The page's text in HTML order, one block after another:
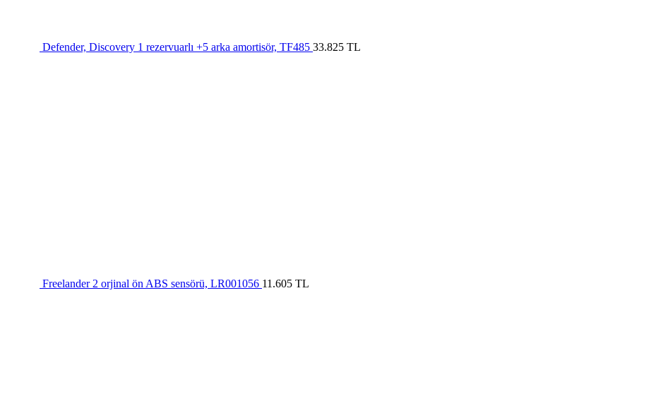
Defender, Discovery 1 rezervuarlı +5 arka amortisör, TF485 33.825 TL
Freelander 2 orjinal ön ABS sensörü, LR001056 11.605 TL